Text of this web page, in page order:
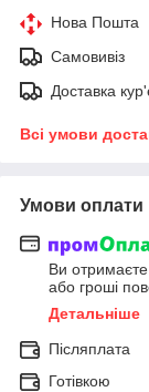
Нова Пошта
Самовивіз
Доставка
Всі умови
Умови оплати
Ви
або гроші
Детальніше
Післяплата
Готівкою